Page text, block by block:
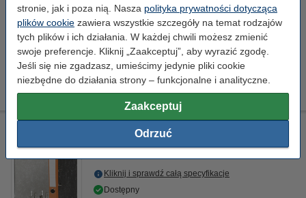
stronie, jak i poza nią. Nasza polityka prywatności dotycząca
plików cookie zawiera wszystkie szczegóły na temat rodzajów
tych plików i ich działania. W każdej chwili możesz zmienić
swoje preferencje. Kliknij „Zaakceptuj”, aby wyrazić zgodę.
Jeśli się nie zgadzasz, umieścimy jedynie pliki cookie
niezbędne do działania strony – funkcjonalne i analityczne.
Zaakceptuj
Odrzuć
8,90 zł Zamawiam
Grupa kolorów:
Segregator A4 kartonowy pomarańczowy 50 mm, 123drukuj
123drukuj pomarańczowy 286 x 318 mm karton
Kliknij i sprawdź całą specyfikacje
Dostępny